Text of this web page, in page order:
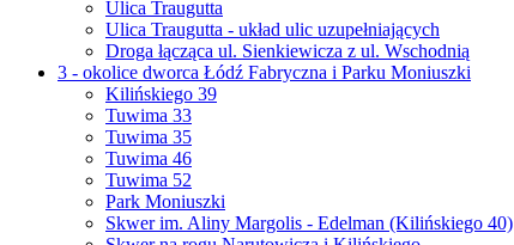
Ulica Traugutta
Ulica Traugutta - układ ulic uzupełniających
Droga łącząca ul. Sienkiewicza z ul. Wschodnią
3 - okolice dworca Łódź Fabryczna i Parku Moniuszki
Kilińskiego 39
Tuwima 33
Tuwima 35
Tuwima 46
Tuwima 52
Park Moniuszki
Skwer im. Aliny Margolis - Edelman (Kilińskiego 40)